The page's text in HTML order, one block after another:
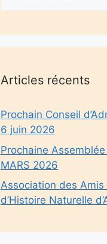
Articles récents
Prochain Conseil
6 juin 2026
Prochaine
MARS 2026
Association des Amis
d’Histoire Naturelle